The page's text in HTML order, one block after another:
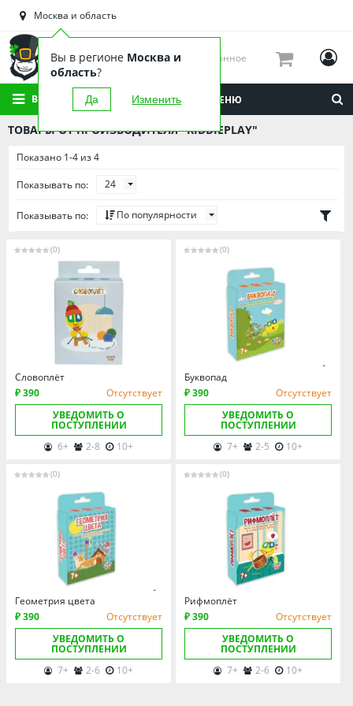
Башкортостан
Брянская область
Вологодская область
Воронежская область
Иркутская область
Кировская область
Краснодарский край
Красноярский край
Мордовия
Москва и область
Нижегородская область
Новосибирская область
Омская область
Оренбургская область
Пензенская область
Пермский край
Ростовская область
Рязанская область
Санкт-Петербург и область
Самарская область
Саратовская область
Свердловская область
Смоленская область
Ставропольский край
Тамбовская область
Татарстан
Москва и область
Вы в регионе Москва и
область?
Да Изменить
Избранное
ВСЕ КАТЕГОРИИ МЕНЮ
ТОВАРЫ ОТ ПРОИЗВОДИТЕЛЯ "KIDDIEPLAY"
Показано 1-4 из 4
Показывать по: 24
Показывать по: По популярности
(0)
Словоплёт
₽ 390
Отсутствует
УВЕДОМИТЬ О
ПОСТУПЛЕНИИ
6+
2-8 10+
(0)
Буквопад
₽ 390
Отсутствует
УВЕДОМИТЬ О
ПОСТУПЛЕНИИ
7+
2-5 10+
(0)
Геометрия цвета
₽ 390
Отсутствует
УВЕДОМИТЬ О
ПОСТУПЛЕНИИ
7+
2-6 10+
(0)
Рифмоплёт
₽ 390
Отсутствует
УВЕДОМИТЬ О
ПОСТУПЛЕНИИ
7+
2-6 10+